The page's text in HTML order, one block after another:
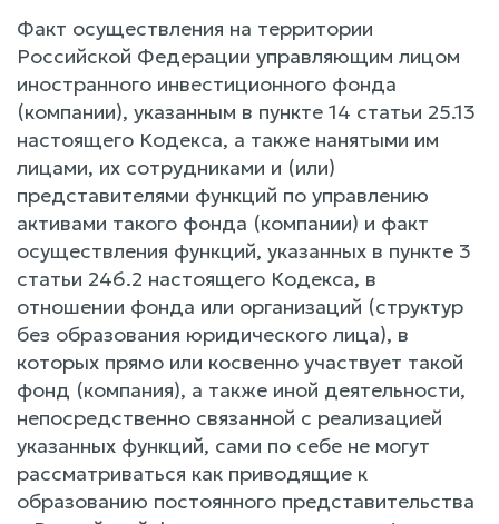
Факт осуществления на территории
Российской Федерации управляющим лицом
иностранного инвестиционного фонда
(компании), указанным в пункте 14 статьи 25.13
настоящего Кодекса, а также нанятыми им
лицами, их сотрудниками и (или)
представителями функций по управлению
активами такого фонда (компании) и факт
осуществления функций, указанных в пункте 3
статьи 246.2 настоящего Кодекса, в
отношении фонда или организаций (структур
без образования юридического лица), в
которых прямо или косвенно участвует такой
фонд (компания), а также иной деятельности,
непосредственно связанной с реализацией
указанных функций, сами по себе не могут
рассматриваться как приводящие к
образованию постоянного представительства